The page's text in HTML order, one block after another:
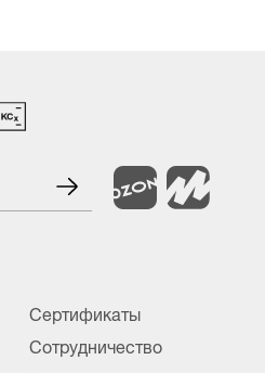
Сертификаты
Сотрудничество